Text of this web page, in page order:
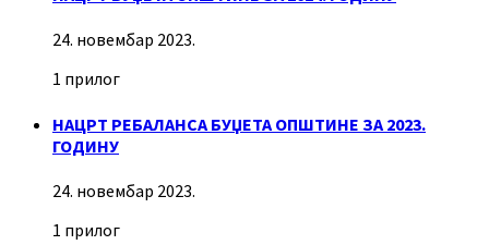
24. новембар 2023.
1 прилог
НАЦРТ РЕБАЛАНСА БУЏЕТА ОПШТИНЕ ЗА 2023.
ГОДИНУ
24. новембар 2023.
1 прилог